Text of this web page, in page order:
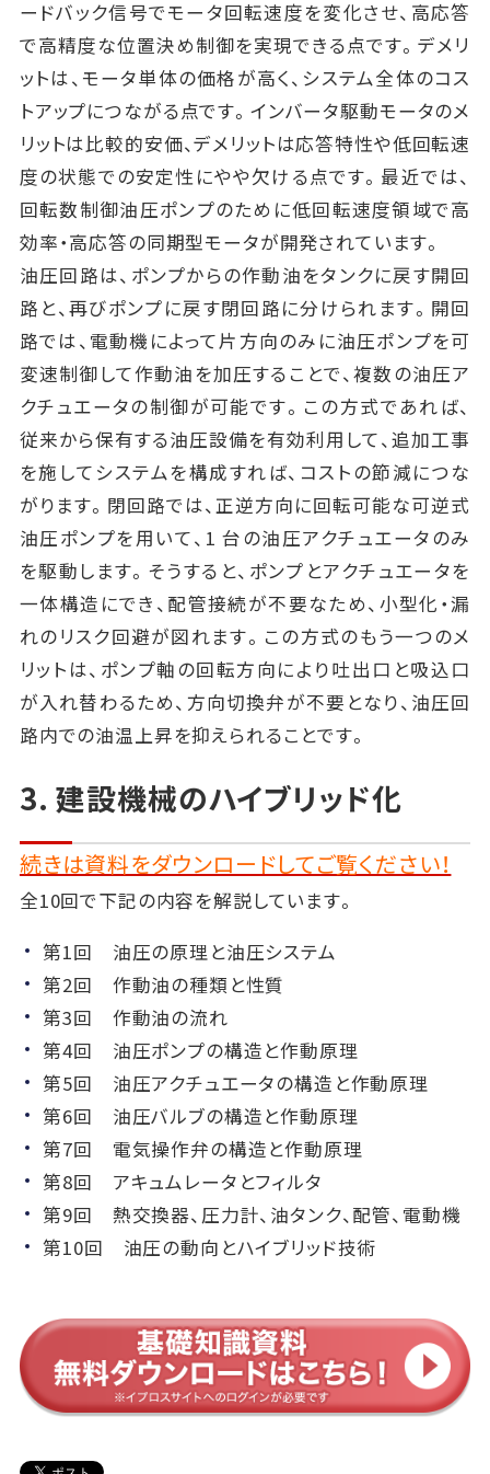
ードバック信号でモータ回転速度を変化させ、高応答
で高精度な位置決め制御を実現できる点です。デメリ
ットは、モータ単体の価格が高く、システム全体のコス
トアップにつながる点です。インバータ駆動モータのメ
リットは比較的安価、デメリットは応答特性や低回転速
度の状態での安定性にやや欠ける点です。最近では、
回転数制御油圧ポンプのために低回転速度領域で高
効率・高応答の同期型モータが開発されています。
油圧回路は、ポンプからの作動油をタンクに戻す開回
路と、再びポンプに戻す閉回路に分けられます。開回
路では、電動機によって片方向のみに油圧ポンプを可
変速制御して作動油を加圧することで、複数の油圧ア
クチュエータの制御が可能です。この方式であれば、
従来から保有する油圧設備を有効利用して、追加工事
を施してシステムを構成すれば、コストの節減につな
がります。閉回路では、正逆方向に回転可能な可逆式
油圧ポンプを用いて、1 台の油圧アクチュエータのみ
を駆動します。そうすると、ポンプとアクチュエータを
一体構造にでき、配管接続が不要なため、小型化・漏
れのリスク回避が図れます。この方式のもう一つのメ
リットは、ポンプ軸の回転方向により吐出口と吸込口
が入れ替わるため、方向切換弁が不要となり、油圧回
路内での油温上昇を抑えられることです。
3. 建設機械のハイブリッド化
続きは資料をダウンロードしてご覧ください！
全10回で下記の内容を解説しています。
第1回 油圧の原理と油圧システム
第2回 作動油の種類と性質
第3回 作動油の流れ
第4回 油圧ポンプの構造と作動原理
第5回 油圧アクチュエータの構造と作動原理
第6回 油圧バルブの構造と作動原理
第7回 電気操作弁の構造と作動原理
第8回 アキュムレータとフィルタ
第9回 熱交換器、圧力計、油タンク、配管、電動機
第10回 油圧の動向とハイブリッド技術